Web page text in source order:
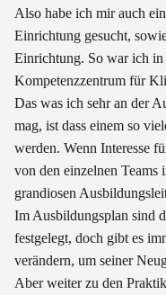
Also habe ich mir auch
Einrichtung gesucht,
Einrichtung. So war ich
Kompetenzzentrum für
Das was ich sehr an der
mag, ist dass einem so
werden. Wenn Interesse
von den einzelnen Teams
grandiosen
Im Ausbildungsplan sind
festgelegt, doch gibt es
verändern, um seiner
Aber weiter zu den